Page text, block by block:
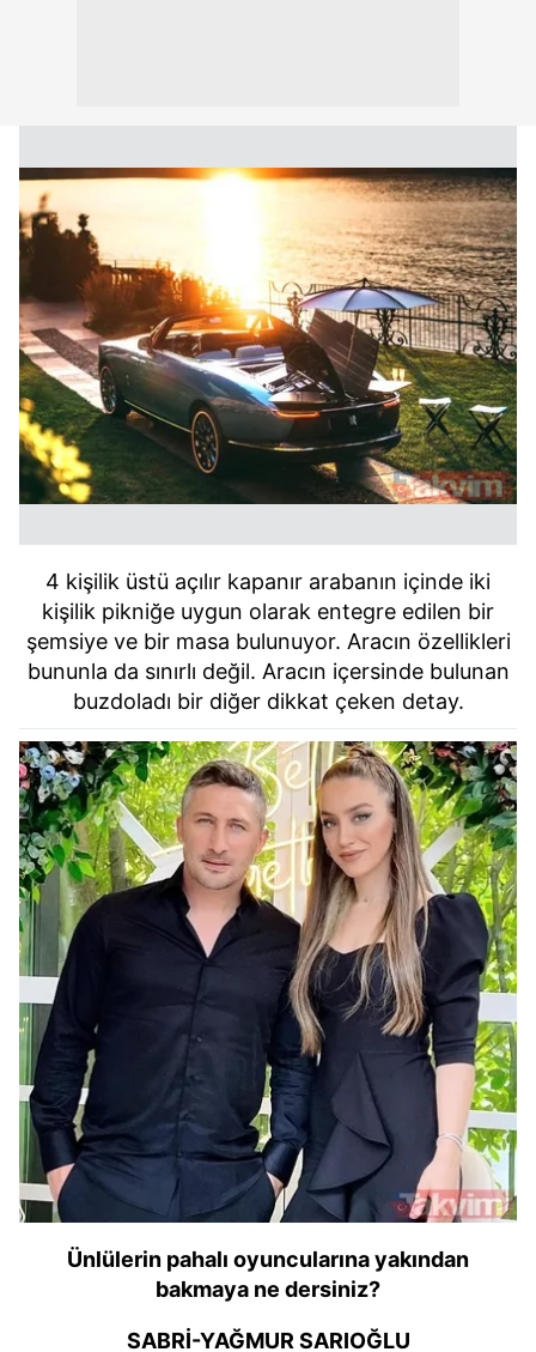
4 kişilik üstü açılır kapanır arabanın içinde iki
kişilik pikniğe uygun olarak entegre edilen bir
şemsiye ve bir masa bulunuyor. Aracın özellikleri
bununla da sınırlı değil. Aracın içersinde bulunan
buzdoladı bir diğer dikkat çeken detay.
Ünlülerin pahalı oyuncularına yakından
bakmaya ne dersiniz?
SABRİ-YAĞMUR SARIOĞLU